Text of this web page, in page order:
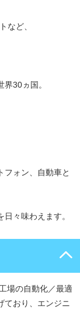
など、
30ヵ国。
フォン、自動車と
々味わえます。
場の自動化／最適
ており、エンジニ